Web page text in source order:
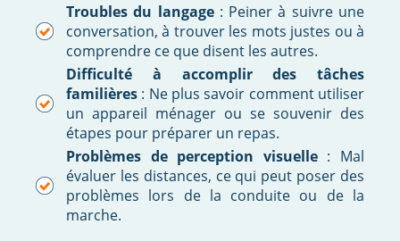
Troubles du langage: Peiner à suivre une
conversation, à trouver les mots justes ou à
comprendre ce que disent les autres.
Difficulté à accomplir des tâches
familières : Ne plus savoir comment utiliser
un appareil ménager ou se souvenir des
étapes pour préparer un repas.
Problèmes de perception visuelle: Mal
évaluer les distances, ce qui peut poser des
problèmes lors de la conduite ou de la
marche.